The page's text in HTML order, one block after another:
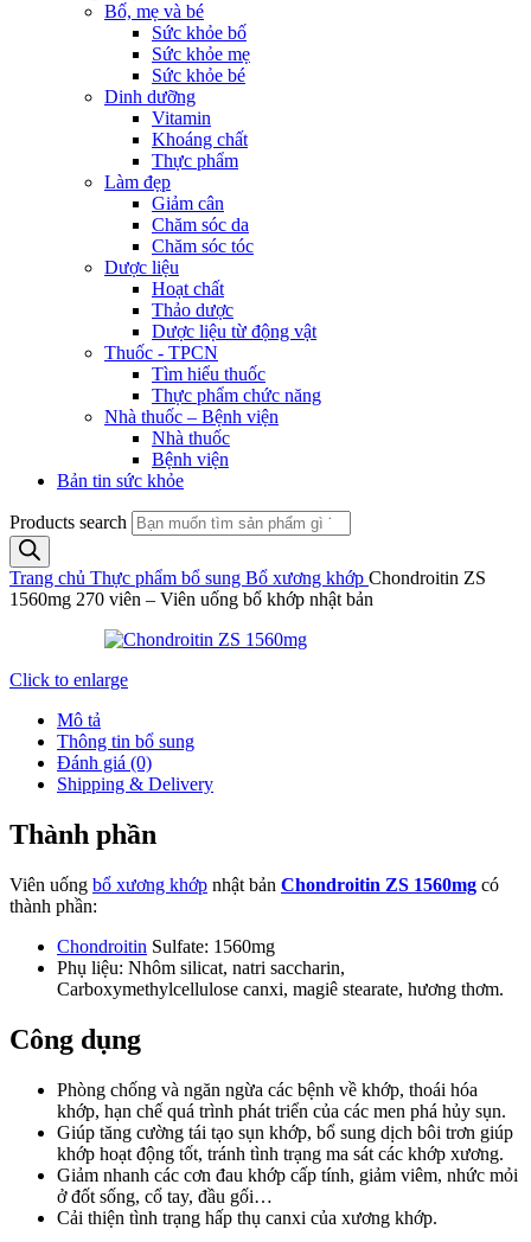
Bố, mẹ và bé
Sức khỏe bố
Sức khỏe mẹ
Sức khỏe bé
Dinh dưỡng
Vitamin
Khoáng chất
Thực phẩm
Làm đẹp
Giảm cân
Chăm sóc da
Chăm sóc tóc
Dược liệu
Hoạt chất
Thảo dược
Dược liệu từ động vật
Thuốc - TPCN
Tìm hiểu thuốc
Thực phẩm chức năng
Nhà thuốc – Bệnh viện
Nhà thuốc
Bệnh viện
Bản tin sức khỏe
Products search
Trang chủ Thực phẩm bổ sung Bổ xương khớp Chondroitin ZS
1560mg 270 viên – Viên uống bổ khớp nhật bản
Click to enlarge
Mô tả
Thông tin bổ sung
Đánh giá (0)
Shipping & Delivery
Thành phần
Viên uống bổ xương khớp nhật bản Chondroitin ZS 1560mg có
thành phần:
Chondroitin Sulfate: 1560mg
Phụ liệu: Nhôm silicat, natri saccharin,
Carboxymethylcellulose canxi, magiê stearate, hương thơm.
Công dụng
Phòng chống và ngăn ngừa các bệnh về khớp, thoái hóa
khớp, hạn chế quá trình phát triển của các men phá hủy sụn.
Giúp tăng cường tái tạo sụn khớp, bổ sung dịch bôi trơn giúp
khớp hoạt động tốt, tránh tình trạng ma sát các khớp xương.
Giảm nhanh các cơn đau khớp cấp tính, giảm viêm, nhức mỏi
ở đốt sống, cổ tay, đầu gối…
Cải thiện tình trạng hấp thụ canxi của xương khớp.